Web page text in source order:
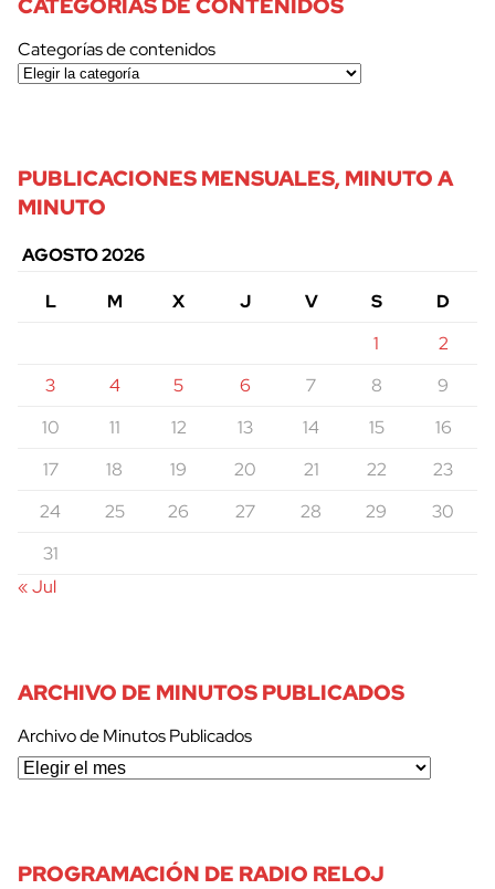
Categorías de contenidos
PUBLICACIONES MENSUALES, MINUTO A
MINUTO
AGOSTO 2026
L
M X J V S
D
1
2
3
4 5 6 7 8
9
10
11 12 13 14 15
16
17
18 19 20 21 22
23
24
25 26 27 28 29
30
31
« Jul
ARCHIVO DE MINUTOS PUBLICADOS
Archivo de Minutos Publicados
PROGRAMACIÓN DE RADIO RELOJ